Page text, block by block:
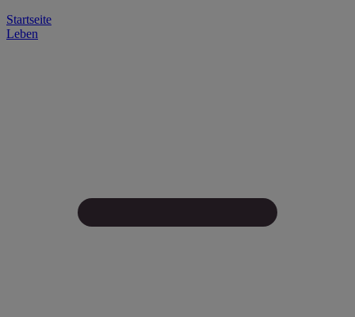
Startseite
Leben